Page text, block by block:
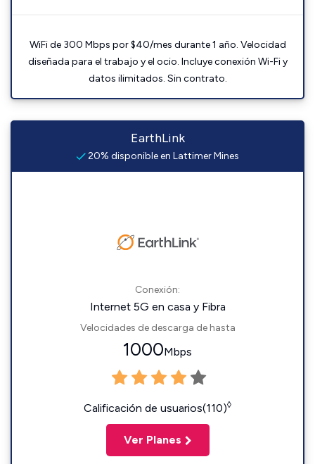
WiFi de 300 Mbps por $40/mes durante 1 año. Velocidad
diseñada para el trabajo y el ocio. Incluye conexión Wi-Fi y
datos ilimitados. Sin contrato.
EarthLink
20% disponible en Lattimer Mines
Conexión:
Internet 5G en casa y Fibra
Velocidades de descarga de hasta
1000Mbps
Calificación de usuarios(110)◊
Ver Planes